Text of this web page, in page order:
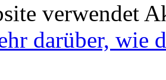
verwendet
darüber, wie